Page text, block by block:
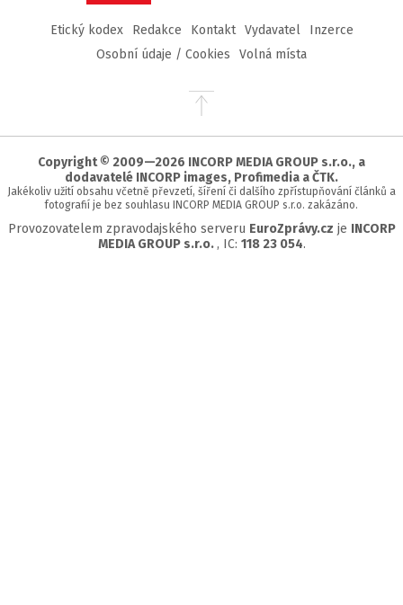
Etický kodex Redakce Kontakt Vydavatel
Inzerce
Osobní údaje / Cookies
Volná místa
Přejít
stránky
Copyright © 2009—2026 INCORP MEDIA GROUP s.r.o., a
dodavatelé INCORP images, Profimedia a ČTK.
Jakékoliv užití obsahu včetně převzetí, šíření či dalšího zpřístupňování článků a
fotografií je bez souhlasu INCORP MEDIA GROUP s.r.o. zakázáno.
Provozovatelem zpravodajského serveru EuroZprávy.cz je INCORP
MEDIA GROUP s.r.o. , IC: 118 23 054.